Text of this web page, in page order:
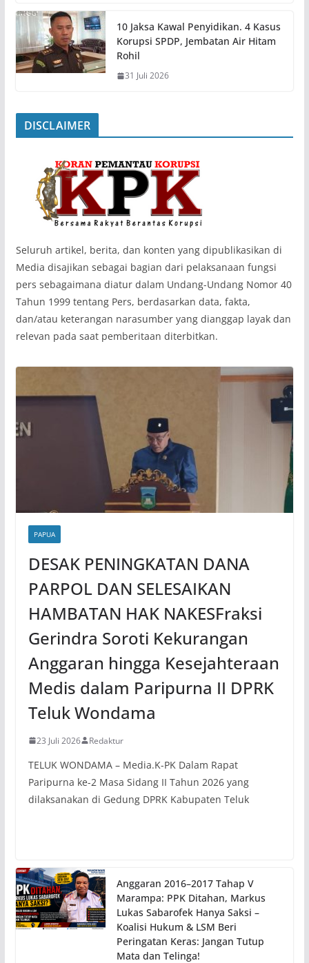
10 Jaksa Kawal Penyidikan. 4 Kasus
Korupsi SPDP, Jembatan Air Hitam
Rohil
31 Juli 2026
DISCLAIMER
‎Seluruh artikel, berita, dan konten yang dipublikasikan di
Media disajikan sebagai bagian dari pelaksanaan fungsi
pers sebagaimana diatur dalam Undang-Undang Nomor 40
Tahun 1999 tentang Pers, berdasarkan data, fakta,
dan/atau keterangan narasumber yang dianggap layak dan
relevan pada saat pemberitaan diterbitkan.
PAPUA
DESAK PENINGKATAN DANA
PARPOL DAN SELESAIKAN
HAMBATAN HAK NAKESFraksi
Gerindra Soroti Kekurangan
Anggaran hingga Kesejahteraan
Medis dalam Paripurna II DPRK
Teluk Wondama
23 Juli 2026 Redaktur
TELUK WONDAMA – Media.K-PK Dalam Rapat
Paripurna ke-2 Masa Sidang II Tahun 2026 yang
dilaksanakan di Gedung DPRK Kabupaten Teluk
Anggaran 2016–2017 Tahap V
Marampa: PPK Ditahan, Markus
Lukas Sabarofek Hanya Saksi –
Koalisi Hukum & LSM Beri
Peringatan Keras: Jangan Tutup
Mata dan Telinga!